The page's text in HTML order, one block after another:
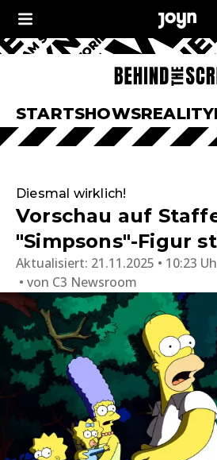
STARTSHOWSREALITY
Diesmal wirklich!
Vorschau auf
"Simpsons"-Figur
Aktualisiert: 21.11.2025 • 10:23
von C3 Newsroom